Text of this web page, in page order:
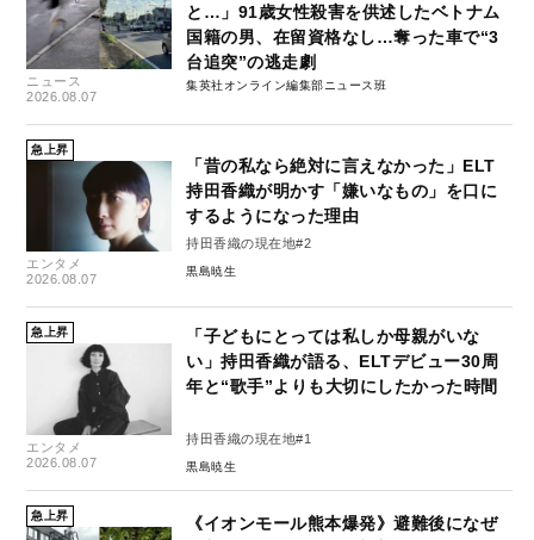
ニュース
2026.08.07
と…」91歳女性殺害を供述したベトナム
国籍の男、在留資格なし…奪った車で“3
台追突”の逃走劇
集英社オンライン編集部ニュース班
急上昇
エンタメ
2026.08.07
「昔の私なら絶対に言えなかった」ELT
持田香織が明かす「嫌いなもの」を口に
するようになった理由
持田香織の現在地#2
黒島暁生
急上昇
エンタメ
2026.08.07
「子どもにとっては私しか母親がいな
い」持田香織が語る、ELTデビュー30周
年と“歌手”よりも大切にしたかった時間
持田香織の現在地#1
黒島暁生
急上昇
《イオンモール熊本爆発》避難後になぜ